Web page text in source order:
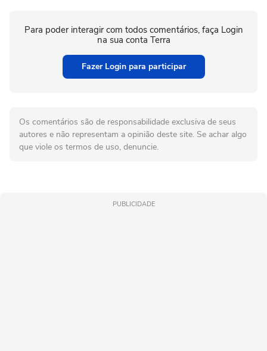
Para poder interagir com todos comentários, faça Login
na sua conta Terra
Fazer Login para participar
Os comentários são de responsabilidade exclusiva de seus
autores e não representam a opinião deste site. Se achar algo
que viole os termos de uso, denuncie.
PUBLICIDADE